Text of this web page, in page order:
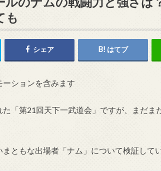
も
シェア はてブ
ションを含みます
た「第21回天下一武道会」ですが、まだま
まともな出場者「ナム」について検証して